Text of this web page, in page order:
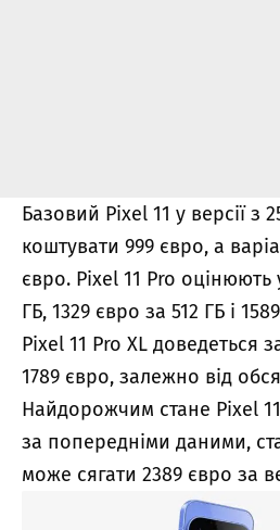
Базовий Pixel 11 у версії з
коштувати 999 євро, а
євро. Pixel 11 Pro оцінюють
ГБ, 1329 євро за 512 ГБ і
Pixel 11 Pro XL доведеться
1789 євро, залежно від
Найдорожчим стане Pixel
за попередніми даними,
може сягати 2389 євро за